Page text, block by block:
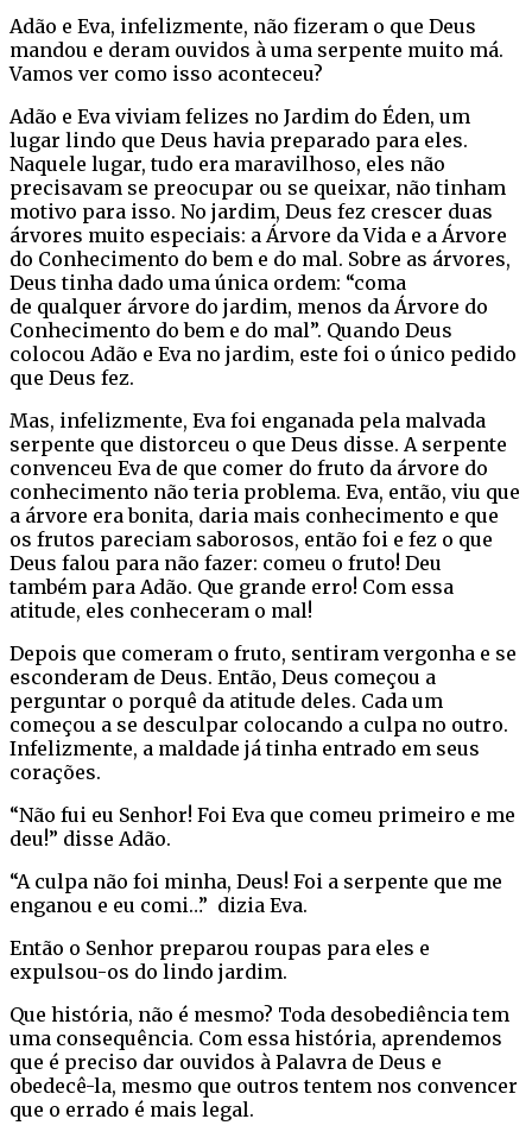
Adão e Eva, infelizmente, não fizeram o que Deus
mandou e deram ouvidos à uma serpente muito má.
Vamos ver como isso aconteceu?
Adão e Eva viviam felizes no Jardim do Éden, um
lugar lindo que Deus havia preparado para eles.
Naquele lugar, tudo era maravilhoso, eles não
precisavam se preocupar ou se queixar, não tinham
motivo para isso. No jardim, Deus fez crescer duas
árvores muito especiais: a Árvore da Vida e a Árvore
do Conhecimento do bem e do mal. Sobre as árvores,
Deus tinha dado uma única ordem: “coma
de qualquer árvore do jardim, menos da Árvore do
Conhecimento do bem e do mal”. Quando Deus
colocou Adão e Eva no jardim, este foi o único pedido
que Deus fez.
Mas, infelizmente, Eva foi enganada pela malvada
serpente que distorceu o que Deus disse. A serpente
convenceu Eva de que comer do fruto da árvore do
conhecimento não teria problema. Eva, então, viu que
a árvore era bonita, daria mais conhecimento e que
os frutos pareciam saborosos, então foi e fez o que
Deus falou para não fazer: comeu o fruto! Deu
também para Adão. Que grande erro! Com essa
atitude, eles conheceram o mal!
Depois que comeram o fruto, sentiram vergonha e se
esconderam de Deus. Então, Deus começou a
perguntar o porquê da atitude deles. Cada um
começou a se desculpar colocando a culpa no outro.
Infelizmente, a maldade já tinha entrado em seus
corações.
“Não fui eu Senhor! Foi Eva que comeu primeiro e me
deu!” disse Adão.
“A culpa não foi minha, Deus! Foi a serpente que me
enganou e eu comi…” dizia Eva.
Então o Senhor preparou roupas para eles e
expulsou-os do lindo jardim.
Que história, não é mesmo? Toda desobediência tem
uma consequência. Com essa história, aprendemos
que é preciso dar ouvidos à Palavra de Deus e
obedecê-la, mesmo que outros tentem nos convencer
que o errado é mais legal.